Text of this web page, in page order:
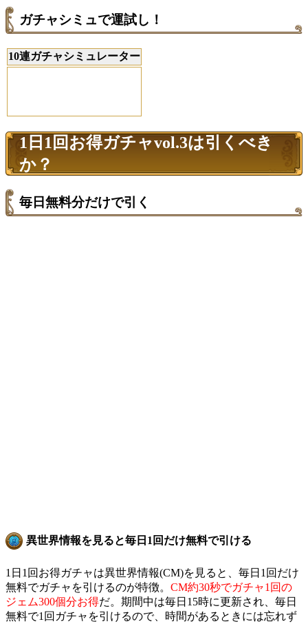
ガチャシミュで運試し！
10連ガチャシミュレーター
1日1回お得ガチャvol.3は引くべき
か？
毎日無料分だけで引く
異世界情報を見ると毎日1回だけ無料で引ける
1日1回お得ガチャは異世界情報(CM)を見ると、毎日1回だけ
無料でガチャを引けるのが特徴。 CM約30秒でガチャ1回の
ジェム300個分お得だ。期間中は毎日15時に更新され、毎日
無料で1回ガチャを引けるので、時間があるときには忘れず